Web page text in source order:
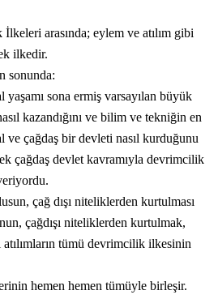
arasında; eylem ve atılım gibi
ilkedir.
sonunda:
yaşamı sona ermiş varsayılan büyük
kazandığını ve bilim ve tekniğin en
ve çağdaş bir devleti nasıl kurduğunu
çağdaş devlet kavramıyla devrimcilik
çağ dışı niteliklerden kurtulması
çağdışı niteliklerden kurtulmak,
tümü devrimcilik ilkesinin
hemen hemen tümüyle birleşir.